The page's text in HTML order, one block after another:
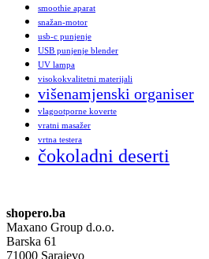
smoothie aparat
snažan-motor
usb-c punjenje
USB punjenje blender
UV lampa
visokokvalitetni materijali
višenamjenski organiser
vlagootporne koverte
vratni masažer
vrtna testera
čokoladni deserti
shopero.ba
Maxano Group d.o.o.
Barska 61
71000 Sarajevo